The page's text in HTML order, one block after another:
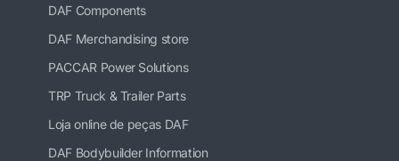
DAF Components
DAF Merchandising store
PACCAR Power Solutions
TRP Truck & Trailer Parts
Loja online de peças DAF
DAF Bodybuilder Information